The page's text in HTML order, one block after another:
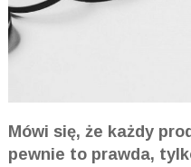
Mówi się, że każdy
pewnie to prawda,